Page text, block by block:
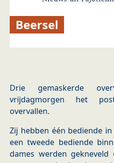
Beersel
Drie gemaskerde
vrijdagmorgen het
overvallen.
Zij hebben één bediende
een tweede bediende
dames werden